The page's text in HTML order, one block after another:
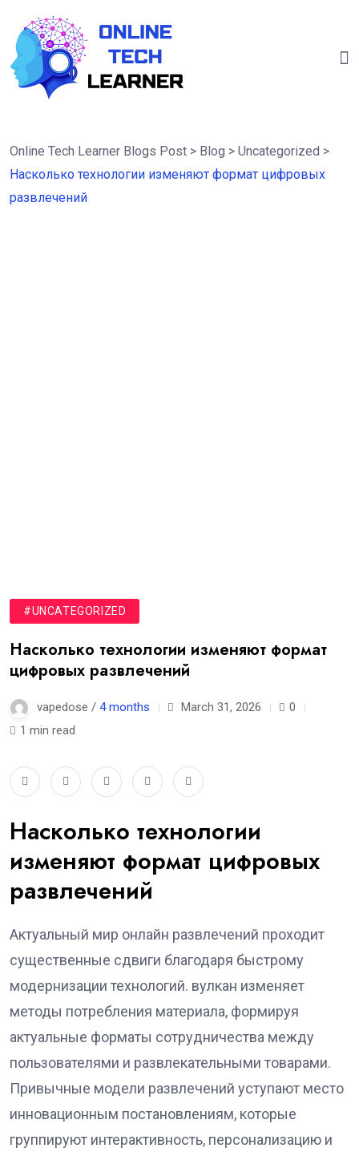
Online Tech Learner Blogs Post > Blog > Uncategorized >
Насколько технологии изменяют формат цифровых
развлечений
#UNCATEGORIZED
Насколько технологии изменяют формат
цифровых развлечений
vapedose / 4 months March 31, 2026
0
1 min read
Насколько технологии
изменяют формат цифровых
развлечений
Актуальный мир онлайн развлечений проходит
существенные сдвиги благодаря быстрому
модернизации технологий. вулкан изменяет
методы потребления материала, формируя
актуальные форматы сотрудничества между
пользователями и развлекательными товарами.
Привычные модели развлечений уступают место
инновационным постановлениям, которые
группируют интерактивность, персонализацию и